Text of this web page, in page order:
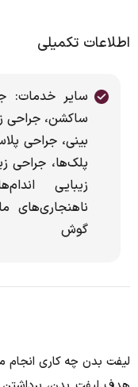
اطلاعات تکمیلی
سایر خدمات:
ساکشن، جراحی
بینی، جراحی
پلک‌ها، جراحی
زیبایی
ناهنجاری‌های
گوش
لیفت بدن چه کاری